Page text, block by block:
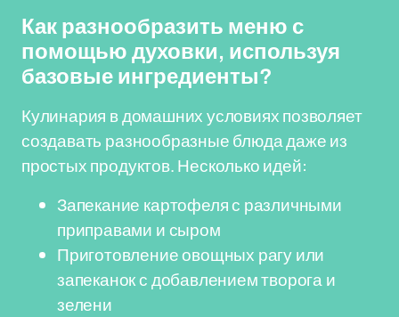
Как разнообразить меню с
помощью духовки, используя
базовые ингредиенты?
Кулинария в домашних условиях позволяет
создавать разнообразные блюда даже из
простых продуктов. Несколько идей:
Запекание картофеля с различными
приправами и сыром
Приготовление овощных рагу или
запеканок с добавлением творога и
зелени